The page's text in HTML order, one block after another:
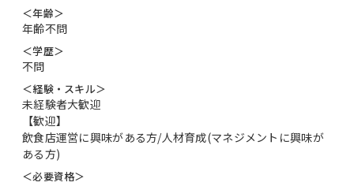
＜年齢＞
年齢不問
＜学歴＞
不問
＜経験・スキル＞
未経験者大歓迎
【歓迎】
飲食店運営に興味がある方/人材育成(マネジメントに興味が
ある方)
＜必要資格＞